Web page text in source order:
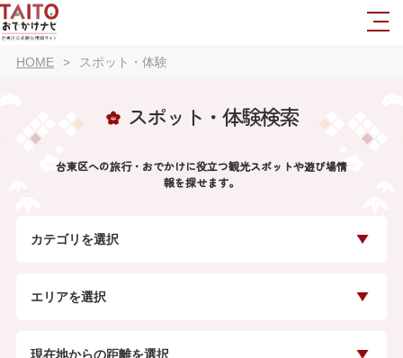
HOME スポット・体験
スポット・体験検索
台東区への旅行・おでかけに役立つ観光スポットや遊び場情
報を探せます。
カテゴリを選択
エリアを選択
現在地からの距離を選択